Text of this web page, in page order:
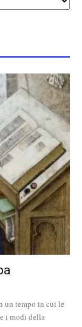
un tempo in cui le
i modi della